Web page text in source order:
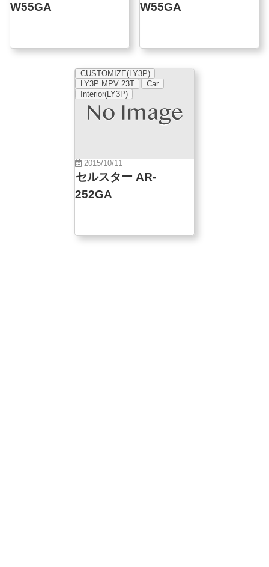
W55GA
W55GA
CUSTOMIZE(LY3P)
LY3P MPV 23T
Car
Interior(LY3P)
2015/10/11
セルスター AR-
252GA